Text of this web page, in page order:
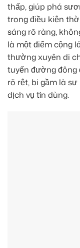
thấp, giúp phá
trong điều kiện
sáng rõ ràng,
là một điểm cộng
thường xuyên di
tuyến đường đông
rõ rệt, bi gầm là
dịch vụ tin dùng.